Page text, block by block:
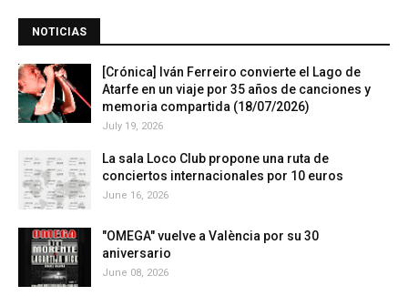
NOTICIAS
[Crónica] Iván Ferreiro convierte el Lago de
Atarfe en un viaje por 35 años de canciones y
memoria compartida (18/07/2026)
July 19, 2026
La sala Loco Club propone una ruta de
conciertos internacionales por 10 euros
June 16, 2026
"OMEGA" vuelve a València por su 30
aniversario
June 08, 2026